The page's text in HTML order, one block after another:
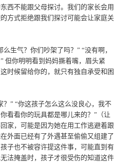
西不能跟父母探讨。我们的家长会用
方式拒绝跟我们探讨可能会让家庭关
生气？你们吵架了吗？” “没有啊，
但你明明看到妈妈撅着嘴，眉头紧
时候留给你的，就只有独自承受和困
？” “你这孩子怎么这么没良心，我不
看看你的玩具都是哪儿来的？”（让
家，可能是因为她在用工作逃避着跟
外面已经有了外遇甚至偷偷又组建了
子也不被容许提这件事，可能直到有
法掩盖时，孩子才很受伤的知道这件